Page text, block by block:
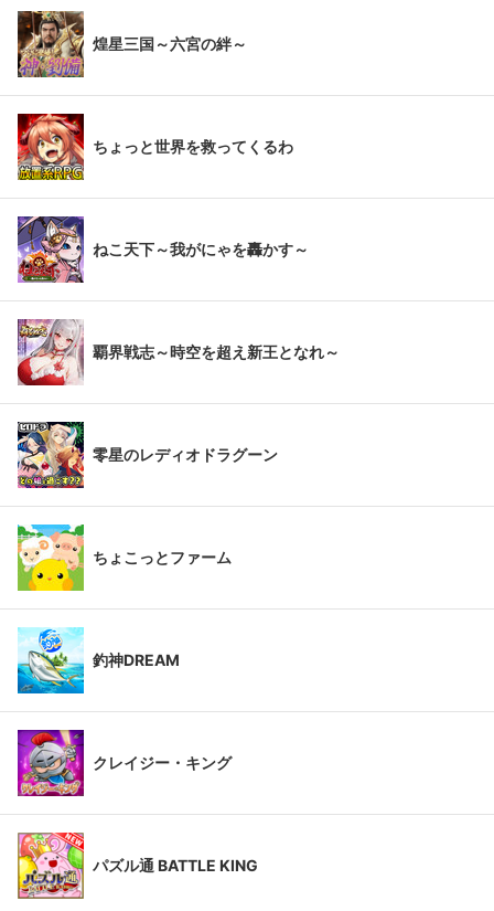
煌星三国～六宮の絆～
ちょっと世界を救ってくるわ
ねこ天下～我がにゃを轟かす～
覇界戦志～時空を超え新王となれ～
零星のレディオドラグーン
ちょこっとファーム
釣神DREAM
クレイジー・キング
パズル通 BATTLE KING